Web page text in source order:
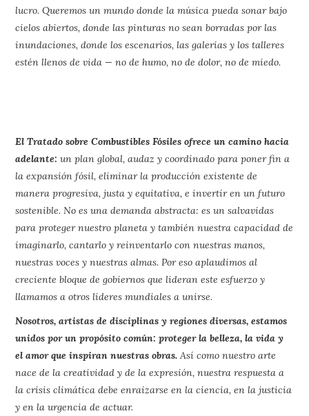
lucro. Queremos un mundo donde la música pueda sonar bajo
cielos abiertos, donde las pinturas no sean borradas por las
inundaciones, donde los escenarios, las galerías y los talleres
estén llenos de vida — no de humo, no de dolor, no de miedo.
El Tratado sobre Combustibles Fósiles ofrece un camino hacia
adelante:un plan global, audaz y coordinado para poner fin a
la expansión fósil, eliminar la producción existente de
manera progresiva, justa y equitativa, e invertir en un futuro
sostenible. No es una demanda abstracta: es un salvavidas
para proteger nuestro planeta y también nuestra capacidad de
imaginarlo, cantarlo y reinventarlo con nuestras manos,
nuestras voces y nuestras almas. Por eso aplaudimos al
creciente bloque de gobiernos que lideran este esfuerzo y
llamamos a otros líderes mundiales a unirse.
Nosotros, artistas de disciplinas y regiones diversas, estamos
unidos por un propósito común: proteger la belleza, la vida y
el amor que inspiran nuestras obras. Así como nuestro arte
nace de la creatividad y de la expresión, nuestra respuesta a
la crisis climática debe enraizarse en la ciencia, en la justicia
y en la urgencia de actuar.